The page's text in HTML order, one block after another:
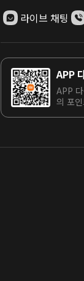
라이브 채팅
APP
APP
의 포